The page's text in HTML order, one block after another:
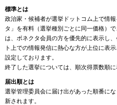
標準とは
政治家・候補者が選挙ドットコム上で情
タ」を有料（選挙種別ごとに同一価格）
は、ボネクタ会員の方を優先的に表示し
ト上での情報発信に熱心な方が上位に表
設定しております。
終了した選挙については、順次得票数順に
届出順とは
選挙管理委員会に届け出があった順番に
新されます。